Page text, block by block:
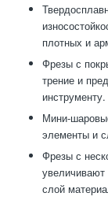
плотных и
Фрезы с
трение и
инструменту.
Мини-
элементы и
Фрезы с
увеличивают
слой